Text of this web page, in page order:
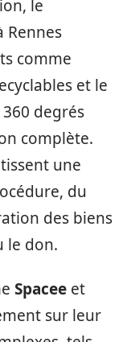
le
Rennes
comme
et le
degrés
complète.
une
du
des biens
le don.
Spacee et
sur leur